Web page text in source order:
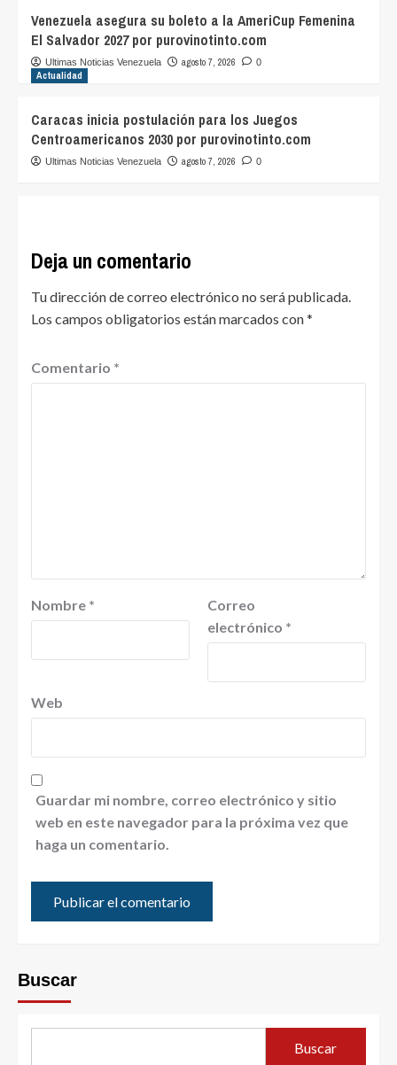
Venezuela asegura su boleto a la AmeriCup Femenina
El Salvador 2027 por purovinotinto.com
Ultimas Noticias Venezuela agosto 7, 2026 0
Actualidad
Caracas inicia postulación para los Juegos
Centroamericanos 2030 por purovinotinto.com
Ultimas Noticias Venezuela agosto 7, 2026 0
Deja un comentario
Tu dirección de correo electrónico no será publicada.
Los campos obligatorios están marcados con*
Comentario *
Nombre *
Correo
electrónico *
Web
Guardar mi nombre, correo electrónico y sitio
web en este navegador para la próxima vez que
haga un comentario.
Buscar
Buscar